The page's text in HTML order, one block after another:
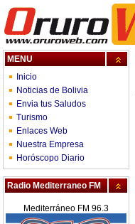
MENU
Inicio
Noticias de Bolivia
Envia tus Saludos
Turismo
Enlaces Web
Nuestra Empresa
Horóscopo Diario
Radio Mediterraneo FM
Mediterráneo FM 96.3